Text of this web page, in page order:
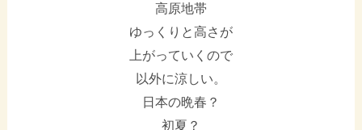
高原地帯
ゆっくりと高さが
上がっていくので
以外に涼しい。
日本の晩春？
初夏？